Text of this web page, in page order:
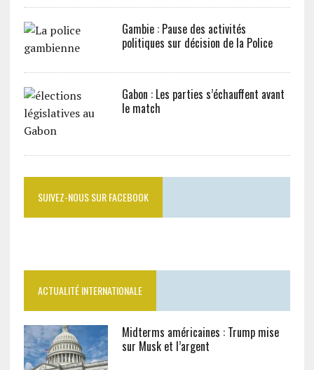
Gambie : Pause des activités
politiques sur décision de la Police
Gabon : Les parties s’échauffent avant
le match
SUIVEZ-NOUS SUR FACEBOOK
ACTUALITÉ INTERNATIONALE
Midterms américaines : Trump mise
sur Musk et l’argent